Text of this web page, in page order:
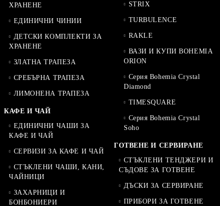
ХРАНЕНЕ
ЕДИНИЧНИ ЧИНИИ
ДЕТСКИ КОМПЛЕКТИ ЗА
ХРАНЕНЕ
ЗЛАТНА ТРАПЕЗА
СРЕБЪРНА ТРАПЕЗА
ЛИМОНЕНА ТРАПЕЗА
КАФЕ И ЧАЙ
ЕДИНИЧНИ ЧАШИ ЗА
КАФЕ И ЧАЙ
СЕРВИЗИ ЗА КАФЕ И ЧАЙ
СТЪКЛЕНИ ЧАШИ, КАНИ,
ЧАЙНИЦИ
ЗАХАРНИЦИ И
БОНБОНИЕРИ
STRIX
TURBULENCE
RAKLE
ВАЗИ И КУПИ BOHEMIA
ORION
Серия Bohemia Crystal
Diamond
TIMESQUARE
Серия Bohemia Crystal
Soho
ГОТВЕНЕ И СЕРВИРАНЕ
СТЪКЛЕНИ ТЕНДЖЕРИ И
СЪДОВЕ ЗА ГОТВЕНЕ
ДЪСКИ ЗА СЕРВИРАНЕ
ПРИБОРИ ЗА ГОТВЕНЕ